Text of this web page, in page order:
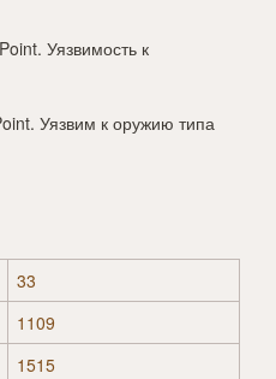
. Уязвимость к
. Уязвим к оружию типа
33
1109
1515